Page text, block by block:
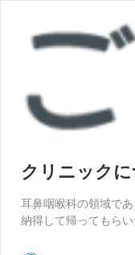
クリニック
耳鼻咽喉科の領域で
納得して帰ってもら